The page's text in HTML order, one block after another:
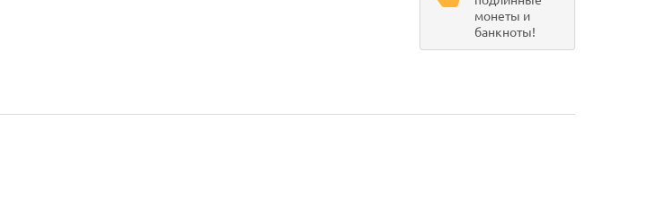
монеты и
банкноты!